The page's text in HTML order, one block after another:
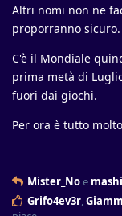
Altri nomi non ne
proporranno sicuro.
C'è il Mondiale
prima metà di
fuori dai giochi.
Per ora è tutto
Mister_Noe
Grifo4ev3r,